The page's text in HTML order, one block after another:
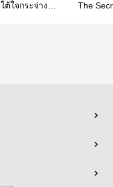
ใต้ใจกระจ่าง |
The